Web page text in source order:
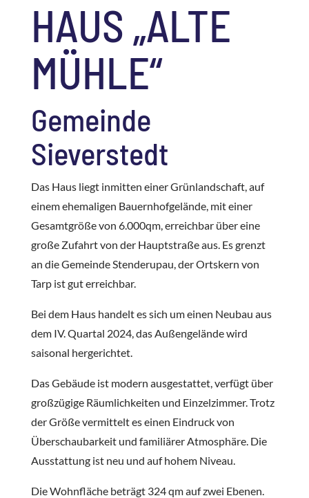
HAUS „ALTE
MÜHLE“
Gemeinde
Sieverstedt
Das Haus liegt inmitten einer Grünlandschaft, auf
einem ehemaligen Bauernhofgelände, mit einer
Gesamtgröße von 6.000qm, erreichbar über eine
große Zufahrt von der Hauptstraße aus. Es grenzt
an die Gemeinde Stenderupau, der Ortskern von
Tarp ist gut erreichbar.
Bei dem Haus handelt es sich um einen Neubau aus
dem IV. Quartal 2024, das Außengelände wird
saisonal hergerichtet.
Das Gebäude ist modern ausgestattet, verfügt über
großzügige Räumlichkeiten und Einzelzimmer. Trotz
der Größe vermittelt es einen Eindruck von
Überschaubarkeit und familiärer Atmosphäre. Die
Ausstattung ist neu und auf hohem Niveau.
Die Wohnfläche beträgt 324 qm auf zwei Ebenen.